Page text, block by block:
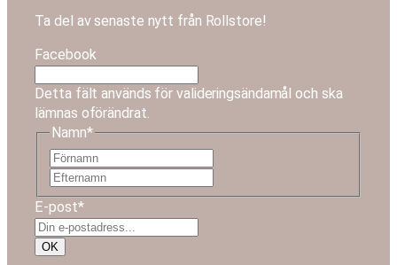
Ta del av senaste nytt från Rollstore!
Facebook
Detta fält används för valideringsändamål och ska
lämnas oförändrat.
Namn*
r
f
E-post*
OK